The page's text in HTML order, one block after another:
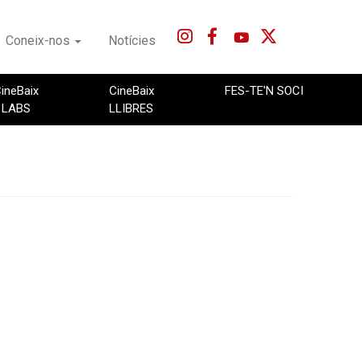
Coneix-nos Notícies
LABS
CineBaix
LLIBRES
FES-TE'N SOCI